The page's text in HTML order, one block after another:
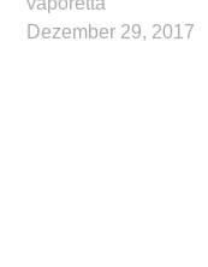
Dezember 29, 2017